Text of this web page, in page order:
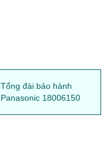
Tổng đài bảo hành
Panasonic 18006150